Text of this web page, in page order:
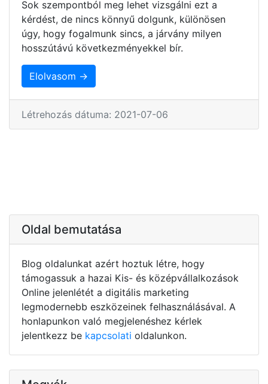
Sok szempontból meg lehet vizsgálni ezt a
kérdést, de nincs könnyű dolgunk, különösen
úgy, hogy fogalmunk sincs, a járvány milyen
hosszútávú következményekkel bír.
Elolvasom →
Létrehozás dátuma: 2021-07-06
Oldal bemutatása
Blog oldalunkat azért hoztuk létre, hogy
támogassuk a hazai Kis- és középvállalkozások
Online jelenlétét a digitális marketing
legmodernebb eszközeinek felhasználásával. A
honlapunkon való megjelenéshez kérlek
jelentkezz be kapcsolati oldalunkon.